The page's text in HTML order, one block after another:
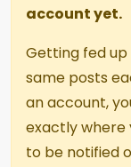
account yet.
Getting fed
same posts
an account,
exactly where
to be notified